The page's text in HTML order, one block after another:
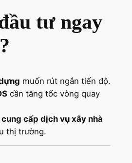
tư ngay
muốn rút ngắn tiến độ.
cần tăng tốc vòng quay
cấp dịch vụ xây nhà
thị trường.